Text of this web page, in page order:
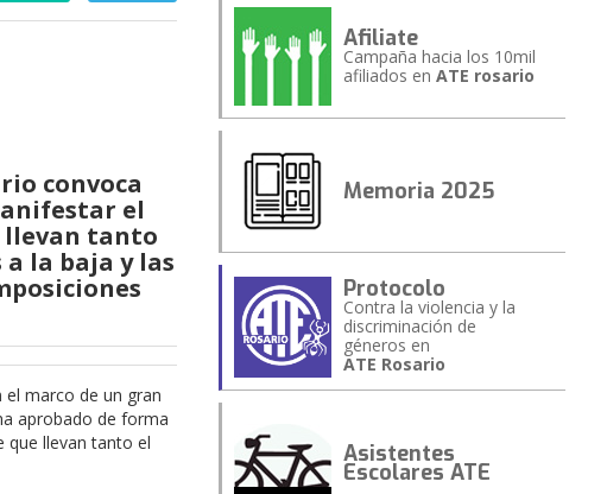
convoca
el
llevan tanto
la baja y las
el marco de un gran
aprobado de forma
que llevan tanto el
Afiliate
Campaña hacia los 10mil
afiliados en ATE rosario
Memoria 2025
Protocolo
Contra la violencia y la
discriminación de
géneros en
ATE Rosario
Asistentes
Escolares ATE